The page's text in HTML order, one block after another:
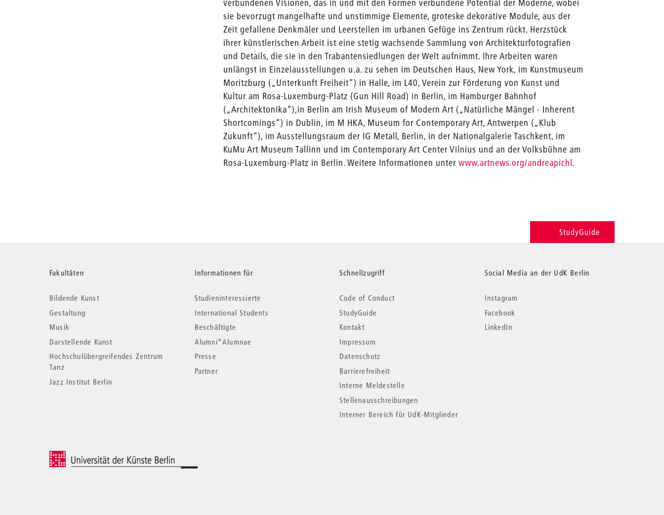
verbundenen Visionen, das in und mit den Formen verbundene Potential der Moderne, wobei
sie bevorzugt mangelhafte und unstimmige Elemente, groteske dekorative Module, aus der
Zeit gefallene Denkmäler und Leerstellen im urbanen Gefüge ins Zentrum rückt. Herzstück
ihrer künstlerischen Arbeit ist eine stetig wachsende Sammlung von Architekturfotografien
und Details, die sie in den Trabantensiedlungen der Welt aufnimmt. Ihre Arbeiten waren
unlängst in Einzelausstellungen u.a. zu sehen im Deutschen Haus, New York, im Kunstmuseum
Moritzburg („Unterkunft Freiheit“) in Halle, im L40, Verein zur Förderung von Kunst und
Kultur am Rosa-Luxemburg-Platz (Gun Hill Road) in Berlin, im Hamburger Bahnhof
(„Architektonika“),in Berlin am Irish Museum of Modern Art („Natürliche Mängel - Inherent
Shortcomings“) in Dublin, im M HKA, Museum for Contemporary Art, Antwerpen („Klub
Zukunft“), im Ausstellungsraum der IG Metall, Berlin, in der Nationalgalerie Taschkent, im
KuMu Art Museum Tallinn und im Contemporary Art Center Vilnius und an der Volksbühne am
Rosa-Luxemburg-Platz in Berlin. Weitere Informationen unterwww.artnews.org/andreapichl.
StudyGuide
Weitere
Informationen
Fakultäten
Bildende Kunst
Gestaltung
Musik
Darstellende Kunst
Hochschulübergreifendes Zentrum
Tanz
Jazz Institut Berlin
Informationen für
Studieninteressierte
International Students
Beschäftigte
Alumni*Alumnae
Presse
Partner
Schnellzugriff
Code of Conduct
StudyGuide
Kontakt
Impressum
Datenschutz
Barrierefreiheit
Interne Meldestelle
Stellenausschreibungen
Interner Bereich für UdK-Mitglieder
Social Media an der UdK Berlin
Instagram
Facebook
LinkedIn
© 2026 Universität der Künste Berlin